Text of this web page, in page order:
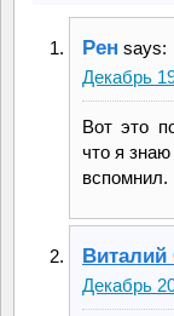
Рен says:
Декабрь
Вот это
что я
вспомнил.
Виталий
Декабрь